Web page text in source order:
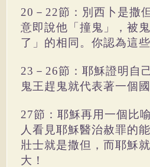
20－22節：別西卜是撒
意即說他「撞鬼」，被
了」的相同。你認為這
23－26節：耶穌證明自
鬼王趕鬼就代表著一個
27節：耶穌再用一個比
人看見耶穌醫治赦罪的
壯士就是撒但，而耶穌
大！